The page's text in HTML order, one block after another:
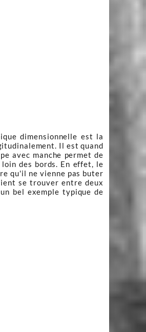
dimensionnelle est la
Il est quand
avec manche permet de
des bords. En effet, le
qu'il ne vienne pas buter
se trouver entre deux
bel exemple typique de